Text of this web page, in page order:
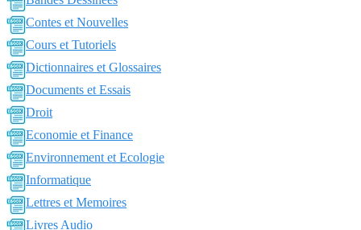
Contes et Nouvelles
Cours et Tutoriels
Dictionnaires et Glossaires
Documents et Essais
Droit
Economie et Finance
Environnement et Ecologie
Informatique
Lettres et Memoires
Livres Audio